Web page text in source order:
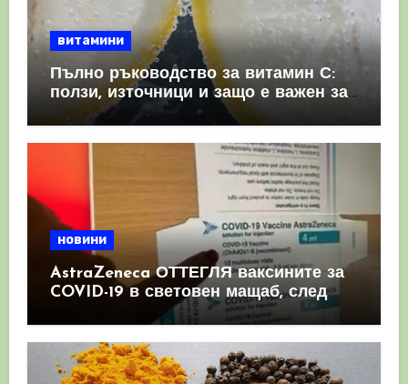
витамини
Пълно ръководство за витамин С:
ползи, източници и защо е важен за
имунната система
новини
AstraZeneca ОТТЕГЛЯ ваксините за
COVID-19 в световен мащаб, след
като призна, че те причиняват